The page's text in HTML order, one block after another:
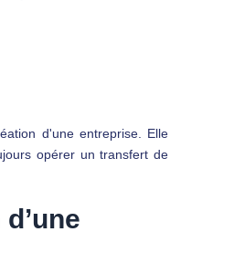
d'une entreprise. Elle
opérer un transfert de